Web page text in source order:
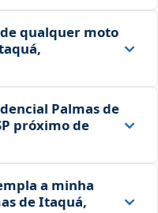
qualquer moto
Palmas de
próximo de
a minha
de Itaquá,